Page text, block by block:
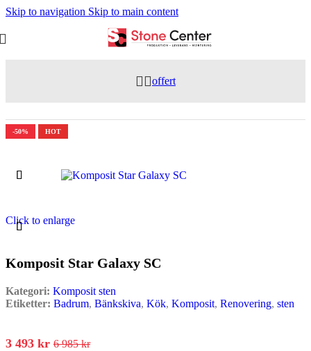
Skip to navigation Skip to main content
offert
-50% HOT
Click to enlarge
Komposit Star Galaxy SC
Kategori: Komposit sten
Etiketter: Badrum, Bänkskiva, Kök, Komposit, Renovering, sten
3 493 kr 6 985kr